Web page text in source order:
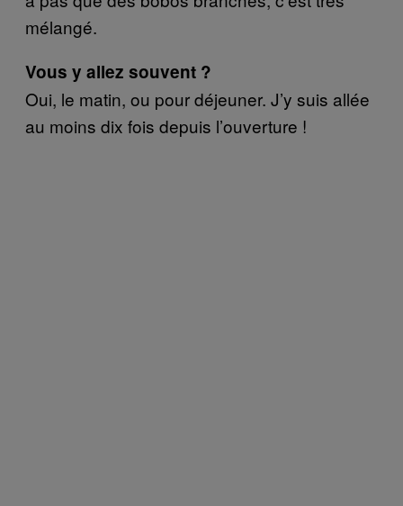
mélangé.
Vous y allez souvent ?
Oui, le matin, ou pour déjeuner. J’y suis allée
au moins dix fois depuis l’ouverture !